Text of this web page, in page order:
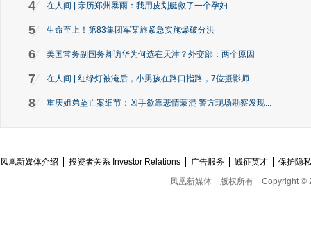
4 在人间 | 亲历郑州暴雨：我用皮划艇救了一个孕妇
5 生命至上！第83集团军某旅紧急实施爆破分洪
6 美国常务副国务卿访华为何选在天津？外交部：两个原因
7 在人间 | 红绿灯被淹后，小男孩在路口指路，7位摄影师...
8 重庆姐弟坠亡案细节：凶手欲靠悲情蒙混 警方现场勘察发现...
凤凰新媒体介绍 投资者关系 Investor Relations 广告服务 诚征英才
保护隐
凤凰新媒体
版权所有 Copyright ©